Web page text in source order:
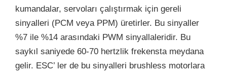
kumandalar, servoları çalıştırmak için gereli
sinyalleri (PCM veya PPM) üretirler. Bu sinyaller
%7 ile %14 arasındaki PWM sinyallaleridir. Bu
saykıl saniyede 60-70 hertzlik frekensta meydana
gelir. ESC’ ler de bu sinyalleri brushless motorlara